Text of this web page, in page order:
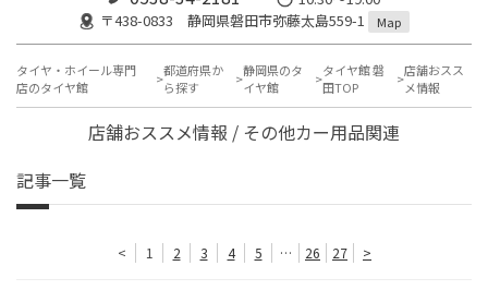
〒438-0833 静岡県磐田市弥藤太島559-1
Map
タイヤ・ホイール専門
店のタイヤ館
都道府県か
ら探す
静岡県のタ
イヤ館
タイヤ館 磐
田TOP
店舗おスス
メ情報
店舗おススメ情報 / その他カー用品関連
記事一覧
< 1 2 3 4 5 … 26 27 >